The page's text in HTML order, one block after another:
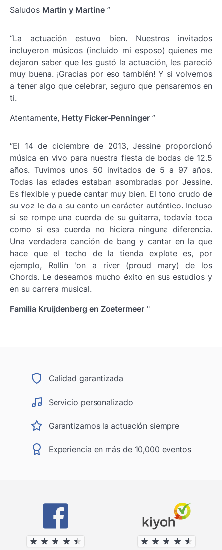
Saludos Martin y Martine ”
“La actuación estuvo bien. Nuestros invitados
incluyeron músicos (incluido mi esposo) quienes me
dejaron saber que les gustó la actuación, les pareció
muy buena. ¡Gracias por eso también! Y si volvemos
a tener algo que celebrar, seguro que pensaremos en
ti.
Atentamente, Hetty Ficker-Penninger ”
“El 14 de diciembre de 2013, Jessine proporcionó
música en vivo para nuestra fiesta de bodas de 12.5
años. Tuvimos unos 50 invitados de 5 a 97 años.
Todas las edades estaban asombradas por Jessine.
Es flexible y puede cantar muy bien. El tono crudo de
su voz le da a su canto un carácter auténtico. Incluso
si se rompe una cuerda de su guitarra, todavía toca
como si esa cuerda no hiciera ninguna diferencia.
Una verdadera canción de bang y cantar en la que
hace que el techo de la tienda explote es, por
ejemplo, Rollin 'on a river (proud mary) de los
Chords. Le deseamos mucho éxito en sus estudios y
en su carrera musical.
Familia Kruijdenberg en Zoetermeer "
Calidad garantizada
Servicio personalizado
Garantizamos la actuación siempre
Experiencia en más de 10,000 eventos